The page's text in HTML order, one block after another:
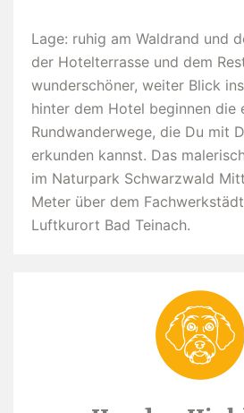
Lage: ruhig am Waldrand und
der Hotelterrasse und dem
wunderschöner, weiter Blick
hinter dem Hotel beginnen die
Rundwanderwege, die Du mit
erkunden kannst. Das
im Naturpark Schwarzwald
Meter über dem
Luftkurort Bad Teinach.